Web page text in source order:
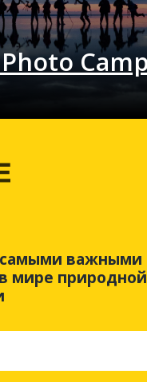
важными
мире природной